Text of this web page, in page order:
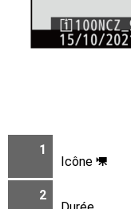
1
Icône 1
2